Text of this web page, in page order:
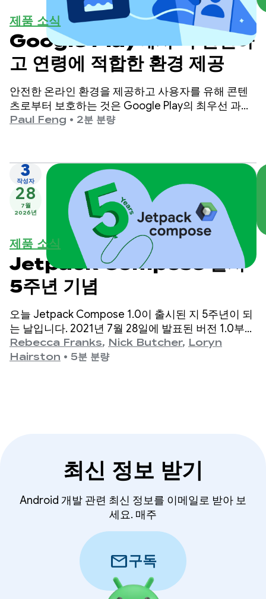
제품 소식
Google Play에서 더 안전하
고 연령에 적합한 환경 제공
안전한 온라인 환경을 제공하고 사용자를 유해 콘텐
츠로부터 보호하는 것은 Google Play의 최우선 과제
입니다.
Paul Feng • 2분 분량
3
작성자
28
7월
2026년
제품 소식
Jetpack Compose 출시
5주년 기념
오늘 Jetpack Compose 1.0이 출시된 지 5주년이 되
는 날입니다. 2021년 7월 28일에 발표된 버전 1.0부터
최신 1.11 출시까지 API가 수년에 걸쳐 크게 발전해 왔
으며, 이 순간을 기념하고자 합니다.
Rebecca Franks, Nick Butcher, Loryn
Hairston • 5분 분량
최신 정보 받기
Android 개발 관련 최신 정보를 이메일로 받아 보
세요. 매주
mail구독